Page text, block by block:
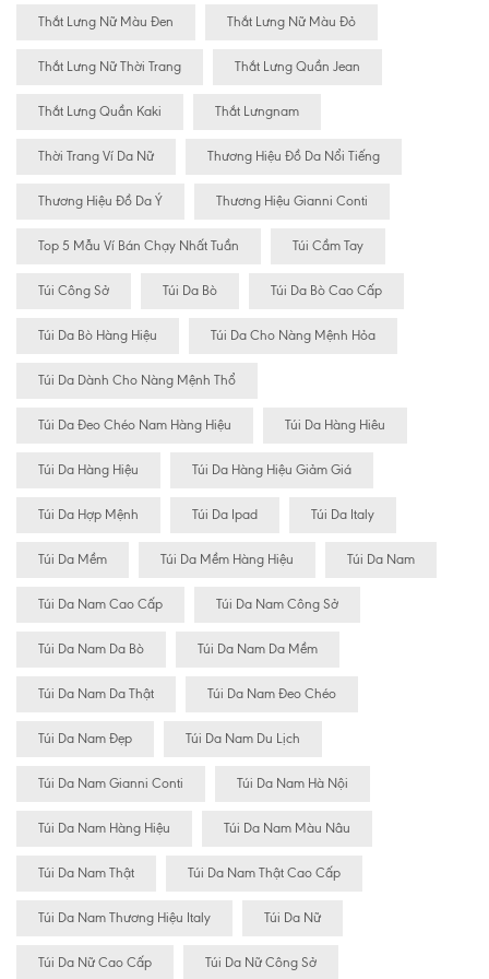
Thắt Lưng Nữ Màu Đen Thắt Lưng Nữ Màu Đỏ
Thắt Lưng Nữ Thời Trang Thắt Lưng Quần Jean
Thắt Lưng Quần Kaki Thắt Lưngnam
Thời Trang Ví Da Nữ Thương Hiệu Đồ Da Nổi Tiếng
Thương Hiệu Đồ Da Ý Thương Hiệu Gianni Conti
Top 5 Mẫu Ví Bán Chạy Nhất Tuần Túi Cầm Tay
Túi Công Sở Túi Da Bò Túi Da Bò Cao Cấp
Túi Da Bò Hàng Hiệu Túi Da Cho Nàng Mệnh Hỏa
Túi Da Dành Cho Nàng Mệnh Thổ
Túi Da Đeo Chéo Nam Hàng Hiệu Túi Da Hàng Hiêu
Túi Da Hàng Hiệu Túi Da Hàng Hiệu Giảm Giá
Túi Da Hợp Mệnh Túi Da Ipad Túi Da Italy
Túi Da Mềm Túi Da Mềm Hàng Hiệu Túi Da Nam
Túi Da Nam Cao Cấp Túi Da Nam Công Sở
Túi Da Nam Da Bò Túi Da Nam Da Mềm
Túi Da Nam Da Thật Túi Da Nam Đeo Chéo
Túi Da Nam Đẹp Túi Da Nam Du Lịch
Túi Da Nam Gianni Conti Túi Da Nam Hà Nội
Túi Da Nam Hàng Hiệu Túi Da Nam Màu Nâu
Túi Da Nam Thật Túi Da Nam Thật Cao Cấp
Túi Da Nam Thương Hiệu Italy Túi Da Nữ
Túi Da Nữ Cao Cấp Túi Da Nữ Công Sở